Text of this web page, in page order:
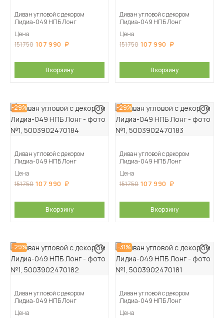
Диван угловой с декором
Лидиа-049 НПБ Лонг
Цена
151 750 107 990
В корзину
Диван угловой с декором
Лидиа-049 НПБ Лонг
Цена
151 750 107 990
В корзину
-29%
Диван угловой с декором
Лидиа-049 НПБ Лонг
Цена
151 750 107 990
В корзину
-29%
Диван угловой с декором
Лидиа-049 НПБ Лонг
Цена
151 750 107 990
В корзину
-29%
Диван угловой с декором
Лидиа-049 НПБ Лонг
Цена
-31%
Диван угловой с декором
Лидиа-049 НПБ Лонг
Цена